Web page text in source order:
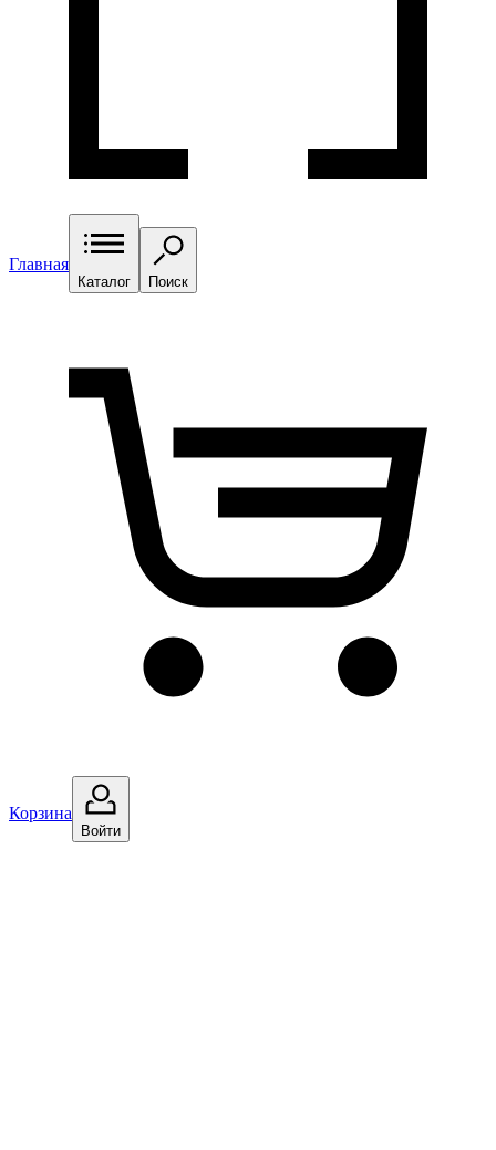
Главная
Каталог Поиск
Корзина
Войти